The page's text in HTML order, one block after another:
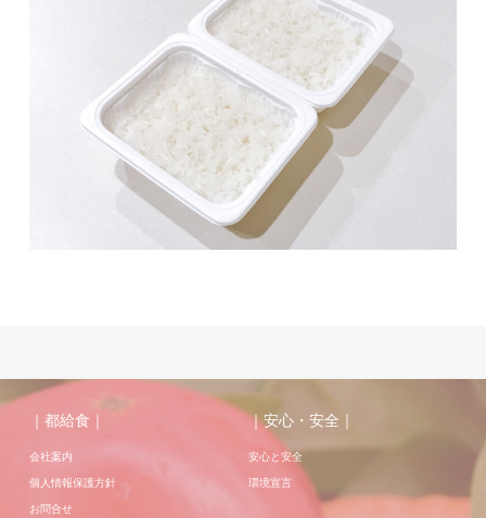
｜都給食｜
会社案内
個人情報保護方針
お問合せ
｜安心・安全｜
安心と安全
環境宣言